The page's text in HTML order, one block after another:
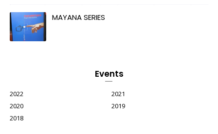
MAYANA SERIES
Events
2022
2021
2020
2019
2018